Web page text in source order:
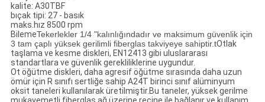
kalite: A30TBF
bıçak tipi: 27 - basık
maks.hız 8500 rpm
BilemeTekerlekler 1/4 "kalınlığındadır ve maksimum güvenlik için
3 tam çaplı yüksek gerilimli fiberglas takviyeye sahiptir.tOtlak
taşlama ve kesme diskleri, EN12413 gibi uluslararası
standartlara ve güvenlik gerekliliklerine uygundur.
Ot öğütme diskleri, daha agresif öğütme sırasında daha uzun
ömür için R sınıfı sertliğe sahip A24T birinci sınıf alüminyum
oksit taneleri kullanılarak üretilmiştir.Bu taneler, yüksek gerilme